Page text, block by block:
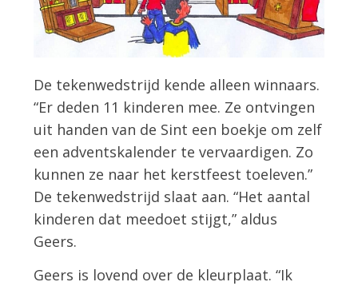
De tekenwedstrijd kende alleen winnaars.
“Er deden 11 kinderen mee. Ze ontvingen
uit handen van de Sint een boekje om zelf
een adventskalender te vervaardigen. Zo
kunnen ze naar het kerstfeest toeleven.”
De tekenwedstrijd slaat aan. “Het aantal
kinderen dat meedoet stijgt,” aldus
Geers.
Geers is lovend over de kleurplaat. “Ik